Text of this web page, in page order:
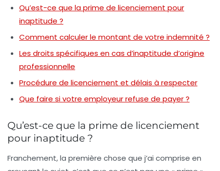
Qu’est-ce que la prime de licenciement pour
inaptitude ?
Comment calculer le montant de votre indemnité ?
Les droits spécifiques en cas d’inaptitude d’origine
professionnelle
Procédure de licenciement et délais à respecter
Que faire si votre employeur refuse de payer ?
Qu’est-ce que la prime de licenciement
pour inaptitude ?
Franchement, la première chose que j’ai comprise en